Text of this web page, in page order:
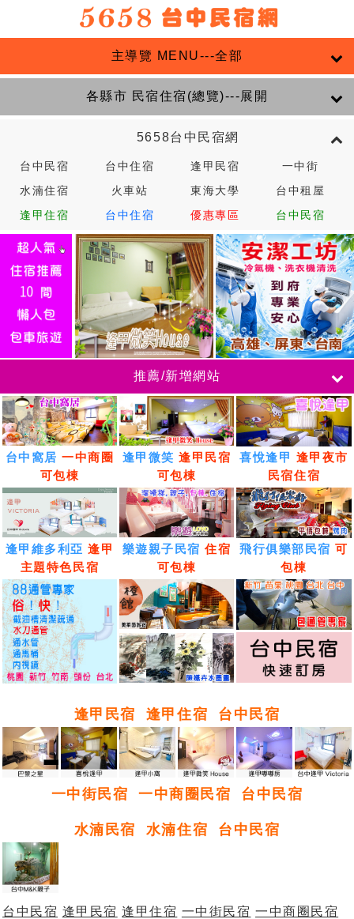
主導覽 MENU---全部
各縣市 民宿住宿(總覽)---展開
5658台中民宿網
台中民宿 台中住宿 逢甲民宿 一中街
水湳住宿 火車站 東海大學 台中租屋
逢甲住宿 台中住宿 優惠專區 台中民宿
推薦/新增網站
台中窩居 一中商圈
可包棟
逢甲微笑 逢甲民宿
可包棟
喜悅逢甲 逢甲夜市
民宿住宿
逢甲維多利亞 逢甲
主題特色民宿
樂遊親子民宿 住宿
可包棟
飛行俱樂部民宿 可
包棟
逢甲民宿 逢甲住宿 台中民宿
一中街民宿 一中商圈民宿 台中民宿
水湳民宿 水湳住宿 台中民宿
台中民宿 逢甲民宿 逢甲住宿 一中街民宿 一中商圈民宿